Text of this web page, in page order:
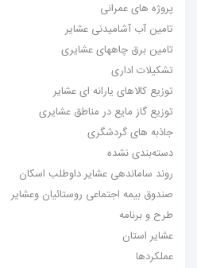
پروژه های عمرانی
تامین آب آشامیدنی عشایر
تامین برق چاههای عشایری
تشکیلات اداری
توزیع کالاهای یارانه ای عشایر
توزیع گاز مایع در مناطق عشایری
جاذبه های گردشگری
دسته‌بندی نشده
روند ساماندهی عشایر داوطلب اسکان
صندوق بیمه اجتماعی روستائیان وعشایر
طرح و برنامه
عشایر استان
عملکردها